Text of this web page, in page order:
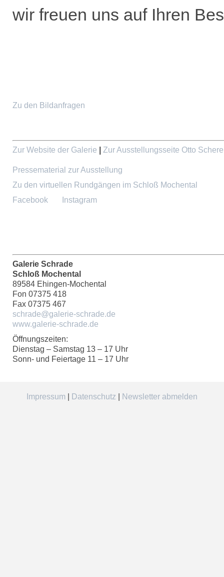
wir freuen uns auf Ihren
Zu den Bildanfragen
Zur Website der Galerie Zur Ausstellungsseite Otto
Pressematerial zur Ausstellung
Zu den virtuellen Rundgängen im Schloß Mochental
Facebook
Instagram
Galerie Schrade
Schloß Mochental
89584 Ehingen-Mochental
Fon 07375 418
Fax 07375 467
schrade@galerie-schrade.de
www.galerie-schrade.de
Öffnungszeiten:
Dienstag – Samstag 13 – 17 Uhr
Sonn- und Feiertage 11 – 17 Uhr
Impressum Datenschutz Newsletter abmelden